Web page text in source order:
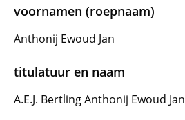
voornamen (roepnaam)
Anthonij Ewoud Jan
titulatuur en naam
A.E.J. Bertling Anthonij Ewoud Jan